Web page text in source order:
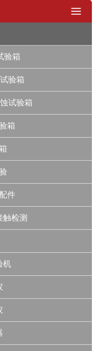
验箱
验箱
试验箱
箱
件
检测
机